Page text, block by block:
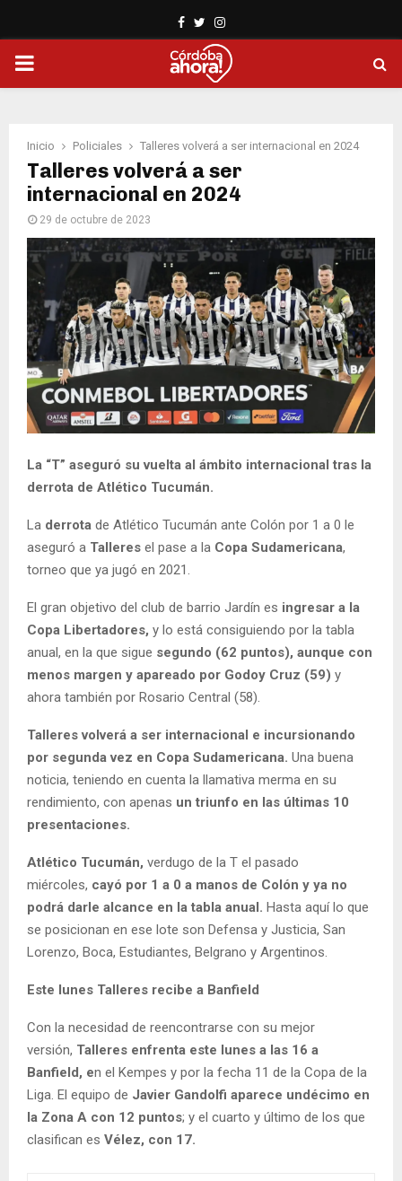
Facebook
TwitterInstagram
PRIMARY
Inicio Policiales Talleres volverá a ser internacional en 2024
Talleres volverá a ser
internacional en 2024
29 de octubre de 2023
La “T” aseguró su vuelta al ámbito internacional tras la
derrota de Atlético Tucumán.
La derrota de Atlético Tucumán ante Colón por 1 a 0 le
aseguró a Talleres el pase a la Copa Sudamericana,
torneo que ya jugó en 2021.
El gran objetivo del club de barrio Jardín es ingresar a la
Copa Libertadores, y lo está consiguiendo por la tabla
anual, en la que sigue segundo (62 puntos), aunque con
menos margen y apareado por Godoy Cruz (59) y
ahora también por Rosario Central (58).
Talleres volverá a ser internacional e incursionando
por segunda vez en Copa Sudamericana. Una buena
noticia, teniendo en cuenta la llamativa merma en su
rendimiento, con apenas un triunfo en las últimas 10
presentaciones.
Atlético Tucumán, verdugo de la T el pasado
miércoles, cayó por 1 a 0 a manos de Colón y ya no
podrá darle alcance en la tabla anual. Hasta aquí lo que
se posicionan en ese lote son Defensa y Justicia, San
Lorenzo, Boca, Estudiantes, Belgrano y Argentinos.
Este lunes Talleres recibe a Banfield
Con la necesidad de reencontrarse con su mejor
versión, Talleres enfrenta este lunes a las 16 a
Banfield, en el Kempes y por la fecha 11 de la Copa de la
Liga. El equipo de Javier Gandolfi aparece undécimo en
la Zona A con 12 puntos; y el cuarto y último de los que
clasifican es Vélez, con 17.